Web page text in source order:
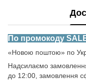
По промокоду
«Новою поштою» по
Надсилаємо
до 12:00, замовлення